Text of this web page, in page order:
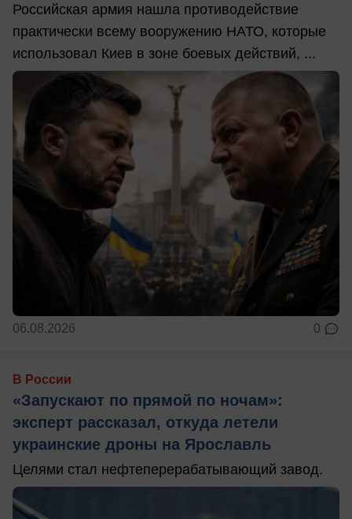
Российская армия нашла противодействие
практически всему вооружению НАТО, которые
использовал Киев в зоне боевых действий, ...
06.08.2026 0
В России
«Запускают по прямой по ночам»:
эксперт рассказал, откуда летели
украинские дроны на Ярославль
Целями стал нефтеперерабатывающий завод.